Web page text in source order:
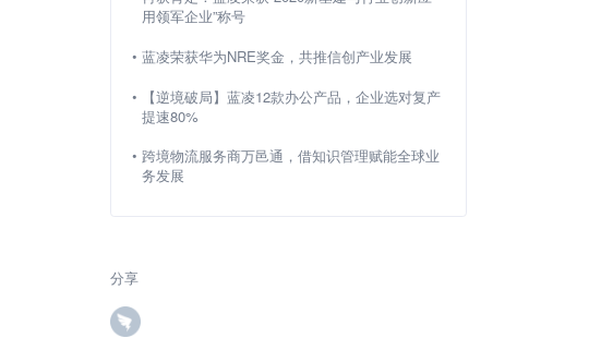
用领军企业 ”称号
• 蓝凌荣获华为NRE奖金，共推信创产业发展
•
【逆境破局】蓝凌12款办公产品，企业选对复产
提速80%
• 跨境物流服务商万邑通，借知识管理赋能全球业
务发展
分享